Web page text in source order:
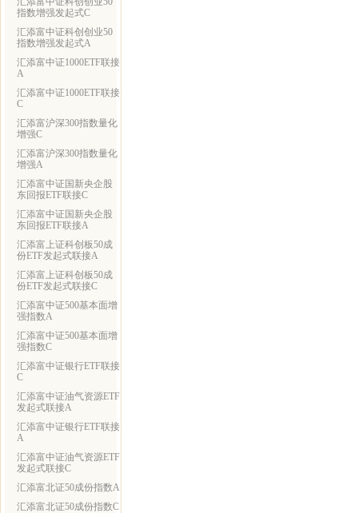
指数增强发起式C
汇添富中证科创创业50
指数增强发起式A
汇添富中证1000ETF联接
A
汇添富中证1000ETF联接
C
汇添富沪深300指数量化
增强C
汇添富沪深300指数量化
增强A
汇添富中证国新央企股
东回报ETF联接C
汇添富中证国新央企股
东回报ETF联接A
汇添富上证科创板50成
份ETF发起式联接A
汇添富上证科创板50成
份ETF发起式联接C
汇添富中证500基本面增
强指数A
汇添富中证500基本面增
强指数C
汇添富中证银行ETF联接
C
汇添富中证油气资源ETF
发起式联接A
汇添富中证银行ETF联接
A
汇添富中证油气资源ETF
发起式联接C
汇添富北证50成份指数A
汇添富北证50成份指数C